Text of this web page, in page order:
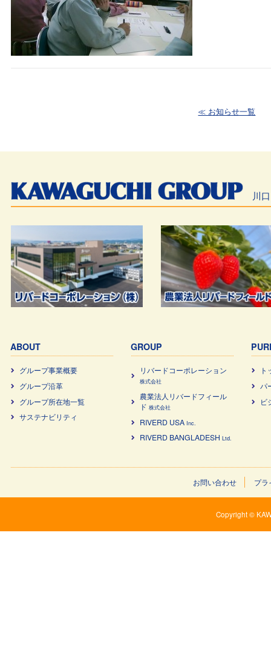
≪ お知らせ一覧
川
ABOUT
グループ事業概要
グループ沿革
グループ所在地一覧
サステナビリティ
GROUP
リバードコーポレーション
株式会社
農業法⼈リバードフィール
ド 株式会社
RIVERD USA Inc.
RIVERD BANGLADESH Ltd.
パ
ビ
お問い合わせ プラ
Copyright ©